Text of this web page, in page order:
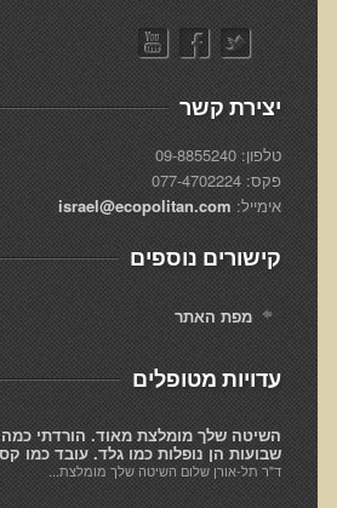
רכישת סדנת טיהור רעלים
תגובות ממשתתפי סדנת טיהור רעלים
סודות העיכול
שאלות ותשובות מסדנת סודות העיכול
רכישת סדנת סודות העיכול
חיים ארוכים ובריאים
רכישת סדנת חיים ארוכים ובריאים
שאלות ותשובות מסדנת חיים ארוכים ובריאים
פליאו-אנתרופולוגיה ותזונת האדם
רכישת סדנת פליאו-אנתרופולוגיה ותזונת האדם
נפש בריאה במוח בריא
שאלות ותשובות מסדנת נפש בריאה במוח בריא
יצירת קשר
טלפון: 09-8855240
פקס: 077-4702224
אימייל: israel@ecopolitan.com
קישורים נוספים
מפת האתר
עדויות מטופלים
השיטה שלך מומלצת מאוד. הורדתי
שבועות הן נופלות כמו גלד. עובד כמו
ד"ר תל-אורן שלום השיטה שלך מומלצת...